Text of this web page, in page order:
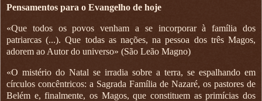
Pensamentos para o Evangelho de hoje
«Que todos os povos venham a se incorporar à família dos
patriarcas (...). Que todas as nações, na pessoa dos três Magos,
adorem ao Autor do universo» (São Leão Magno)
«O mistério do Natal se irradia sobre a terra, se espalhando em
círculos concêntricos: a Sagrada Família de Nazaré, os pastores de
Belém e, finalmente, os Magos, que constituem as primícias dos